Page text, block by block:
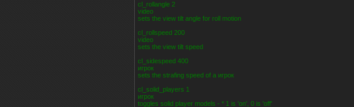
cl_rollangle 2
video
sets the view tilt angle for roll motion
cl_rollspeed 200
video
sets the view tilt speed
cl_sidespeed 400
игрок
sets the strafing speed of a игрок
cl_solid_players 1
игрок
toggles solid player models - * 1 is 'on', 0 is 'off'